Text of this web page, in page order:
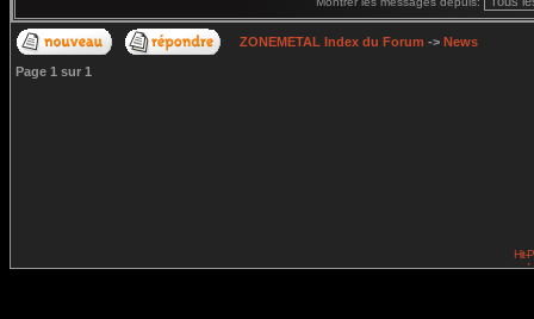
ZONEMETAL Index du Forum -> News
Page 1 sur 1